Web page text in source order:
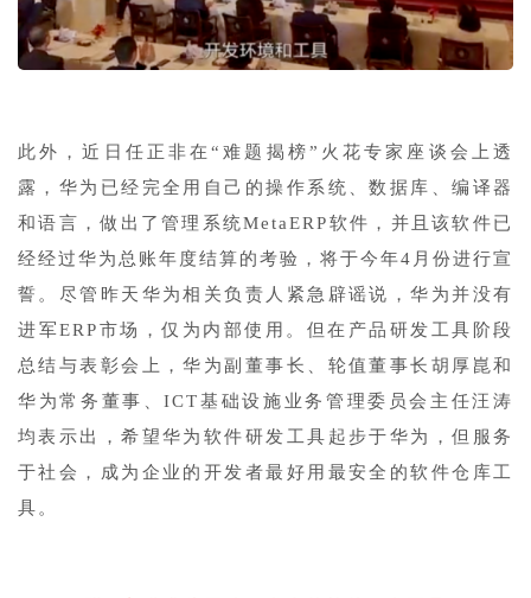
此外，近日任正非在“难题揭榜”火花专家座谈会上透
露，华为已经完全用自己的操作系统、数据库、编译器
和语言，做出了管理系统MetaERP软件，并且该软件已
经经过华为总账年度结算的考验，将于今年4月份进行宣
誓。尽管昨天华为相关负责人紧急辟谣说，华为并没有
进军ERP市场，仅为内部使用。但在产品研发工具阶段
总结与表彰会上，华为副董事长、轮值董事长胡厚崑和
华为常务董事、ICT基础设施业务管理委员会主任汪涛
均表示出，希望华为软件研发工具起步于华为，但服务
于社会，成为企业的开发者最好用最安全的软件仓库工
具。